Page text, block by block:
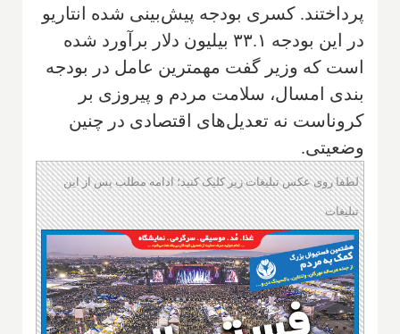
پرداختند. کسری بودجه پیش‌بینی شده انتاریو
در این بودجه ۳۳.۱ بیلیون دلار برآورد شده
است که وزیر گفت مهمترین عامل در بودجه
بندی امسال، سلامت مردم و پیروزی بر
کروناست نه تعدیل‌های اقتصادی در چنین
وضعیتی.
لطفا روی عکس تبلیغات زیر کلیک کنید؛ ادامه مطلب پس از این
تبلیغات